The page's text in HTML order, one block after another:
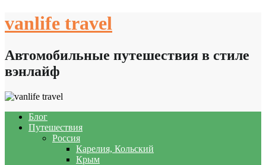
to
vanlife travel
Автомобильные путешествия в стиле
вэнлайф
Блог
Путешествия
Россия
Карелия, Кольский
Крым